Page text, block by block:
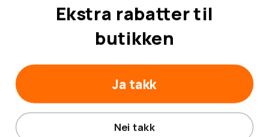
Kundeservice
Ekstra rabatter til
butikken
Ja takk
Nei takk